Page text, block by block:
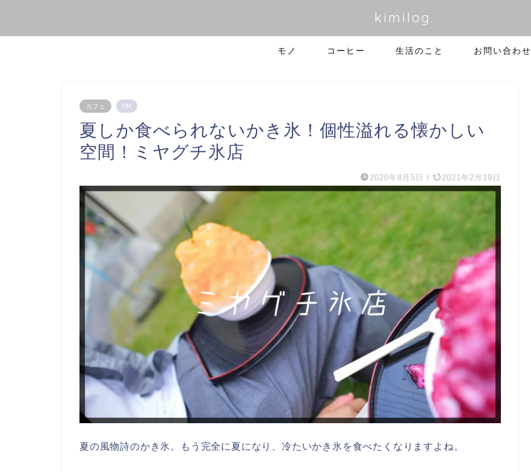
kimilog.
モノ コーヒー 生活のこと お問い合わせ
カフェ PR
夏しか食べられないかき氷！個性溢れる懐かしい
空間！ミヤグチ氷店
2020年8月5日 / 2021年2月19日
夏の風物詩のかき氷。もう完全に夏になり、冷たいかき氷を食べたくなりますよね。